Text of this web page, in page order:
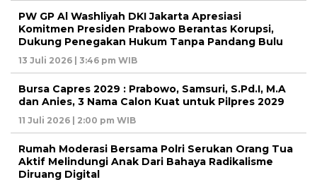
PW GP Al Washliyah DKI Jakarta Apresiasi
Komitmen Presiden Prabowo Berantas Korupsi,
Dukung Penegakan Hukum Tanpa Pandang Bulu
13 Juli 2026 | 3:46 pm WIB
Bursa Capres 2029 : Prabowo, Samsuri, S.Pd.I, M.A
dan Anies, 3 Nama Calon Kuat untuk Pilpres 2029
11 Juli 2026 | 2:00 pm WIB
Rumah Moderasi Bersama Polri Serukan Orang Tua
Aktif Melindungi Anak Dari Bahaya Radikalisme
Diruang Digital